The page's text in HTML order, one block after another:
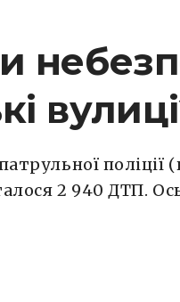
поліції
2 940 ДТП.